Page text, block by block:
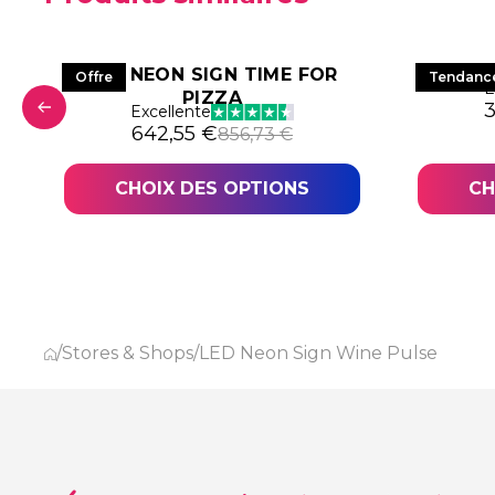
€.
€.
Offre
LED NEON SIGN TIME FOR
PIZZA
Excellente
856,73€
Le prix initial était : 856,73 €.
642,55 €
Le prix actuel est : 642,55 €.
CHOIX DES OPTIONS
LED
/Stores & Shops/LED Neon Sign Wine Pulse